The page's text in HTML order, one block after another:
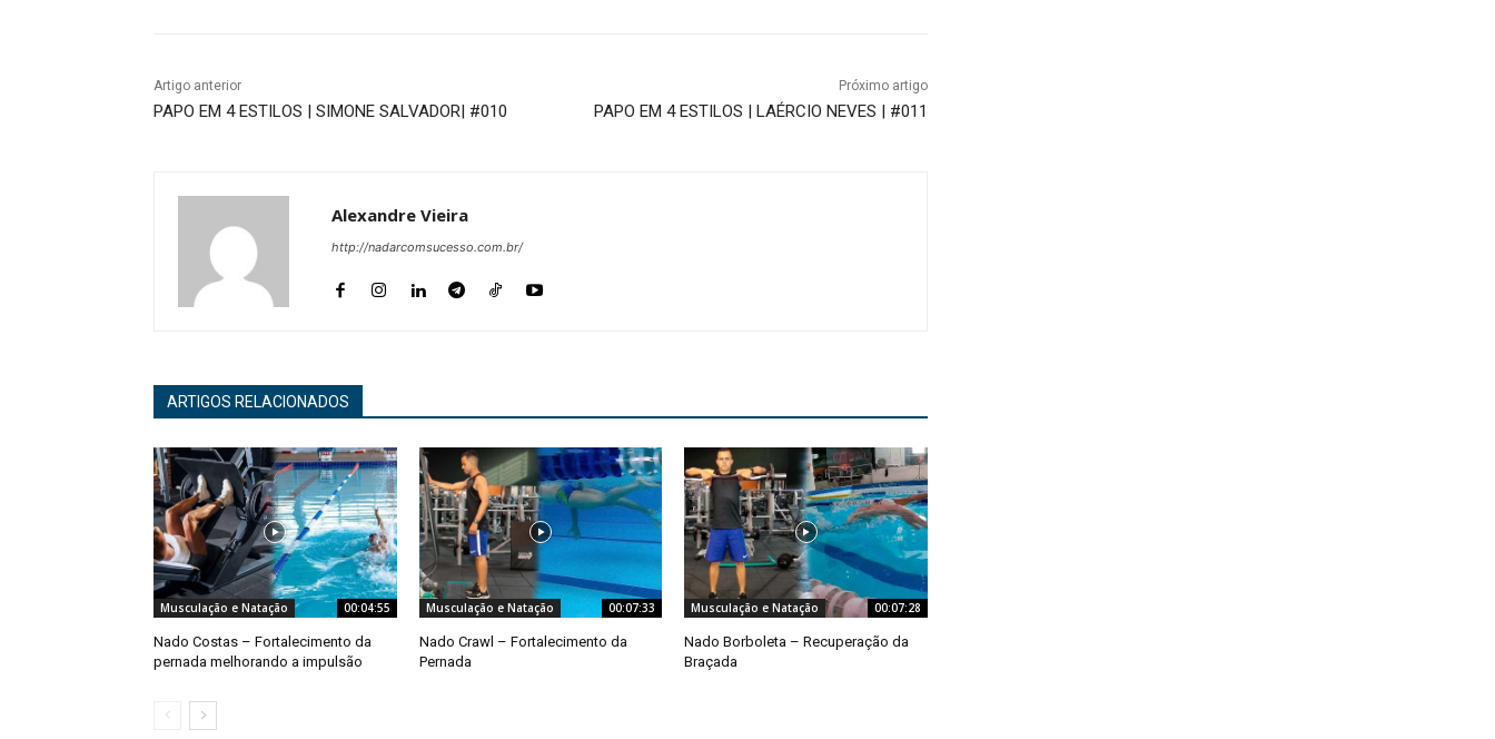
Artigo anterior
PAPO EM 4 ESTILOS | SIMONE SALVADOR| #010
Próximo artigo
PAPO EM 4 ESTILOS | LAÉRCIO NEVES | #011
Alexandre Vieira
http://nadarcomsucesso.com.br/
ARTIGOS RELACIONADOS
Musculação e Natação 00:04:55
Nado Costas – Fortalecimento da
pernada melhorando a impulsão
Musculação e Natação 00:07:33
Nado Crawl – Fortalecimento da
Pernada
Musculação e Natação 00:07:28
Nado Borboleta – Recuperação da
Braçada